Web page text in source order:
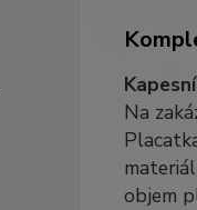
Na
objem